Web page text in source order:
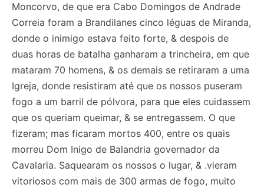
Moncorvo, de que era Cabo Domingos de Andrade
Correia foram a Brandilanes cinco léguas de Miranda,
donde o inimigo estava feito forte, & despois de
duas horas de batalha ganharam a trincheira, em que
mataram 70 homens, & os demais se retiraram a uma
Igreja, donde resistiram até que os nossos puseram
fogo a um barril de pólvora, para que eles cuidassem
que os queriam queimar, & se entregassem. O que
fizeram; mas ficaram mortos 400, entre os quais
morreu Dom Inigo de Balandria governador da
Cavalaria. Saquearam os nossos o lugar, & .vieram
vitoriosos com mais de 300 armas de fogo, muito